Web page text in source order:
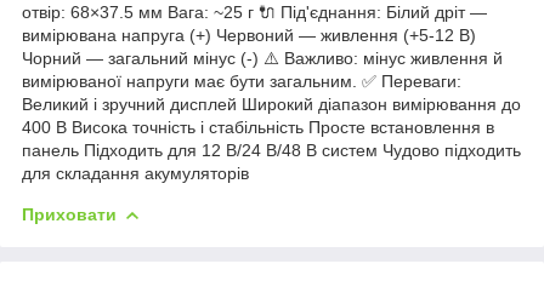
отвір: 68×37.5 мм Вага: ~25 г 🔌 Під'єднання: Білий дріт —
вимірювана напруга (+) Червоний — живлення (+5-12 В)
Чорний — загальний мінус (-) ⚠️ Важливо: мінус живлення й
вимірюваної напруги має бути загальним. ✅ Переваги:
Великий і зручний дисплей Широкий діапазон вимірювання до
400 В Висока точність і стабільність Просте встановлення в
панель Підходить для 12 В/24 В/48 В систем Чудово підходить
для складання акумуляторів
Приховати